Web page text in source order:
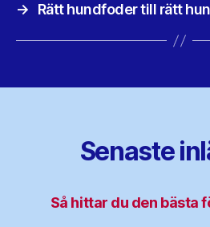
→
Rätt hundfoder till rätt
Senaste
Så hittar du den bästa